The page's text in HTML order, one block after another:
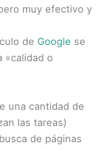
muy efectivo y
de Google se
«calidad o
una cantidad de
las tareas)
de páginas